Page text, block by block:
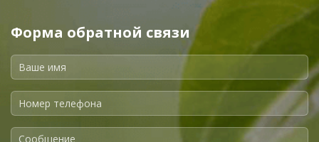
Форма обратной связи